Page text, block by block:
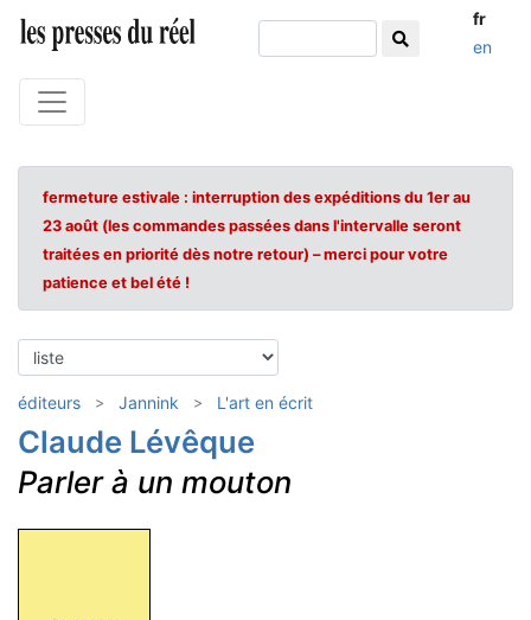
fr
en
fermeture estivale : interruption des expéditions du 1er au
23 août (les commandes passées dans l'intervalle seront
traitées en priorité dès notre retour) – merci pour votre
patience et bel été !
éditeurs Jannink L'art en écrit
Claude Lévêque
Parler à un mouton